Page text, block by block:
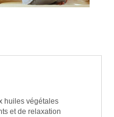
huiles végétales
et de relaxation